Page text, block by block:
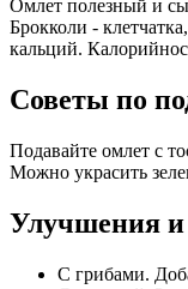
Омлет полезный и
Брокколи -
кальций.
Советы по
Подавайте омлет с
Можно украсить
Улучшения
С грибами.